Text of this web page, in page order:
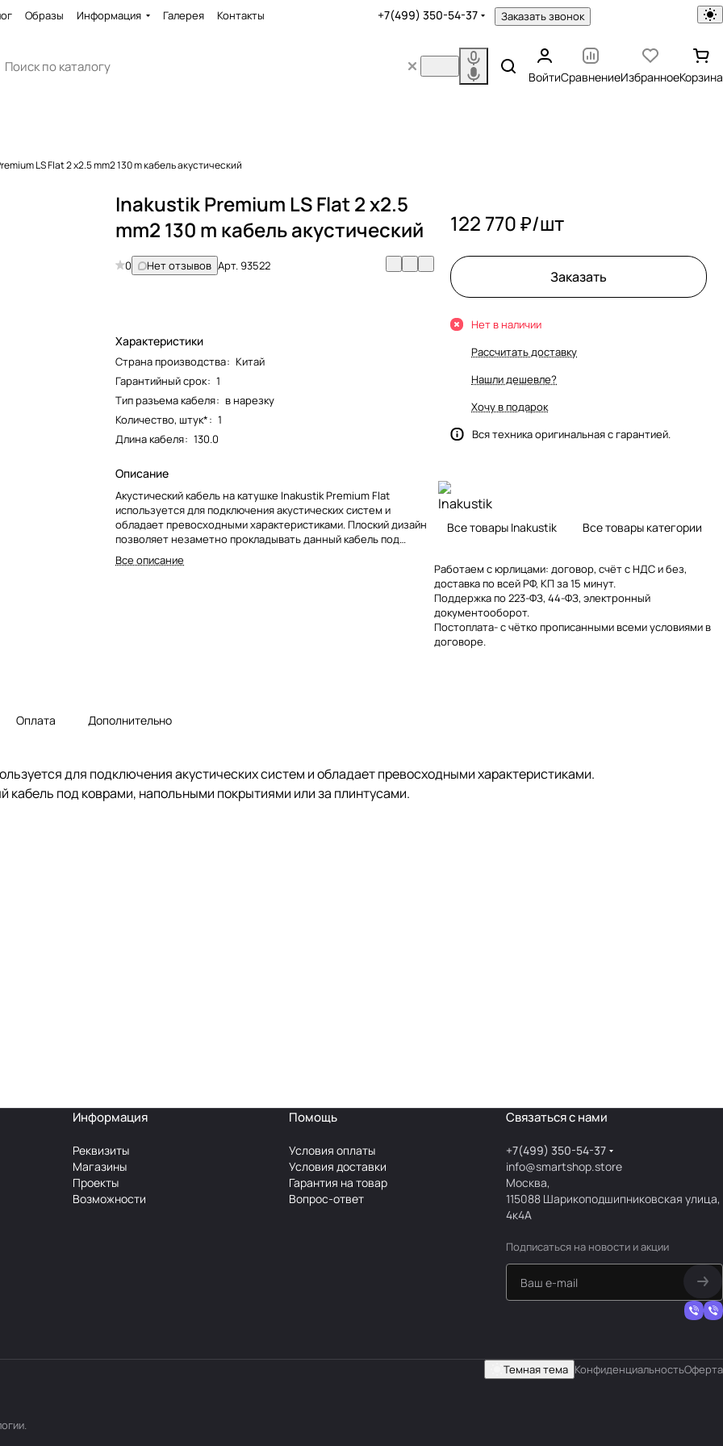
Образы Информация Галерея Контакты +7(499) 350-54-37 Заказать звонок
ВойтиСравнениеИзбранноеКорзина
LS Flat 2 x2.5 mm2 130 m кабель акустический
Inakustik Premium LS Flat 2 x2.5
mm2 130 m кабель акустический
0 Нет отзывов Арт.93522
Характеристики
Страна производства: Китай
Гарантийный срок: 1
Тип разъема кабеля: в нарезку
Количество, штук*: 1
Длина кабеля: 130.0
Описание
Акустический кабель на катушке Inakustik Premium Flat
используется для подключения акустических систем и
обладает превосходными характеристиками. Плоский дизайн
позволяет незаметно прокладывать данный кабель под
коврами, напольными покрытиями или за плинтусами.
Все описание
122 770 ₽/шт
Заказать
Нет в наличии
Рассчитать доставку
Нашли дешевле?
Хочу в подарок
Вся техника оригинальная с гарантией.
Все товары Inakustik Все товары категории
Работаем с юрлицами: договор, счёт с НДС и без,
доставка по всей РФ, КП за 15 минут.
Поддержка по 223-ФЗ, 44-ФЗ, электронный
документооборот.
Постоплата- с чётко прописанными всеми условиями в
договоре.
Оплата Дополнительно
для подключения акустических систем и обладает превосходными характеристиками.
под коврами, напольными покрытиями или за плинтусами.
Информация
Реквизиты
Магазины
Проекты
Возможности
Помощь
Условия оплаты
Условия доставки
Гарантия на товар
Вопрос-ответ
Связаться с нами
+7(499) 350-54-37
info@smartshop.store
Москва,
115088 Шарикоподшипниковская улица,
4к4А
Подписаться на новости и акции
Темная тема КонфиденциальностьОферта
.